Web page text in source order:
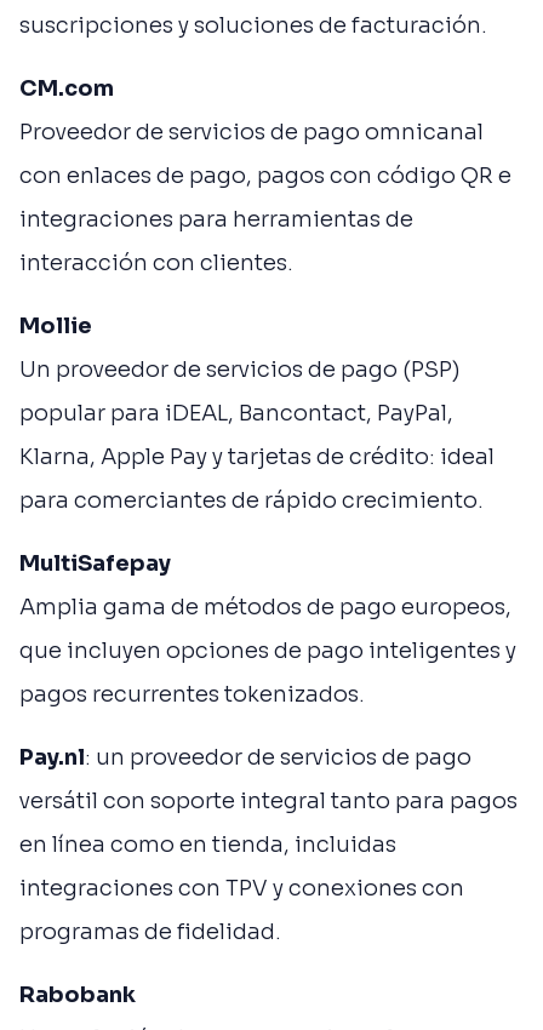
suscripciones y soluciones de facturación.
CM.com
Proveedor de servicios de pago omnicanal
con enlaces de pago, pagos con código QR e
integraciones para herramientas de
interacción con clientes.
Mollie
Un proveedor de servicios de pago (PSP)
popular para iDEAL, Bancontact, PayPal,
Klarna, Apple Pay y tarjetas de crédito: ideal
para comerciantes de rápido crecimiento.
MultiSafepay
Amplia gama de métodos de pago europeos,
que incluyen opciones de pago inteligentes y
pagos recurrentes tokenizados.
Pay.nl: un proveedor de servicios de pago
versátil con soporte integral tanto para pagos
en línea como en tienda, incluidas
integraciones con TPV y conexiones con
programas de fidelidad.
Rabobank